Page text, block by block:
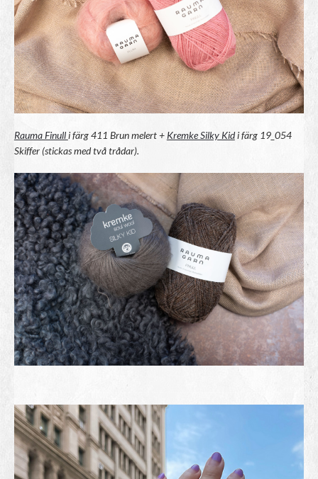
Rauma Finulli färg 411 Brun melert + Kremke Silky Kidi färg 19_054
Skiffer(stickas med två trådar).